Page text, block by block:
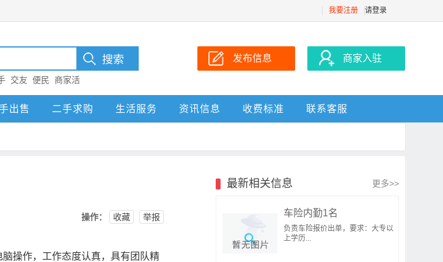
我要注册 请登录
交友 便民
商家活
发布信息 商家入驻
出售 二手求购 生活服务 资讯信息 收费标准 联系客服
操作： 收藏 举报
操作，工作态度认真，具有团队精
最新相关信息 更多>>
车险内勤1名
负责车险报价出单，要求：大专以
上学历...